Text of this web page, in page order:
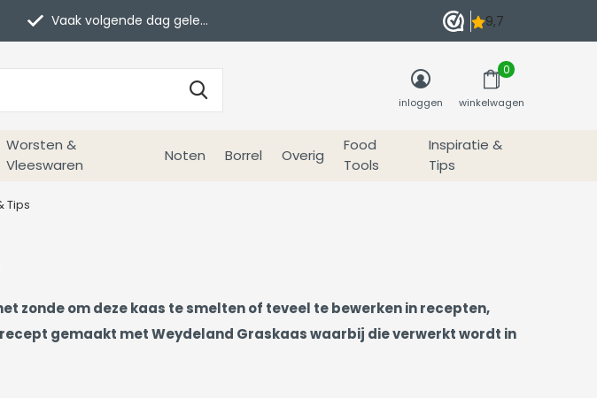
Worsten &
Vleeswaren
Noten Borrel Overig
Food
Tools
Inspiratie &
Tips
inloggen winkelwagen
0
Vaak volgende dag geleverd
Tips
zonde om deze kaas te smelten of teveel te bewerken in recepten,
gemaakt met Weydeland Graskaas waarbij die verwerkt wordt in